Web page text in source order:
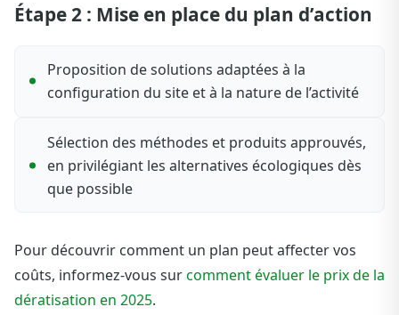
Étape 2 : Mise en place du plan d’action
Proposition de solutions adaptées à la
configuration du site et à la nature de l’activité
Sélection des méthodes et produits approuvés,
en privilégiant les alternatives écologiques dès
que possible
Pour découvrir comment un plan peut affecter vos
coûts, informez-vous surcomment évaluer le prix de la
dératisation en 2025.